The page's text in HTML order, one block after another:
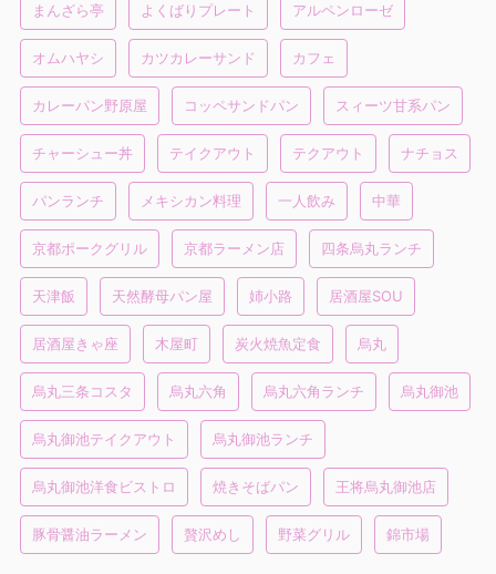
まんざら亭 よくばりプレート アルペンローゼ
オムハヤシ カツカレーサンド カフェ
カレーパン野原屋 コッペサンドパン スィーツ甘系パン
チャーシュー丼 テイクアウト テクアウト ナチョス
パンランチ メキシカン料理 一人飲み 中華
京都ポークグリル 京都ラーメン店 四条烏丸ランチ
天津飯 天然酵母パン屋 姉小路 居酒屋SOU
居酒屋きゃ座 木屋町 炭火焼魚定食 烏丸
烏丸三条コスタ 烏丸六角 烏丸六角ランチ 烏丸御池
烏丸御池テイクアウト 烏丸御池ランチ
烏丸御池洋食ビストロ 焼きそばパン 王将烏丸御池店
豚骨醤油ラーメン 贅沢めし 野菜グリル 錦市場